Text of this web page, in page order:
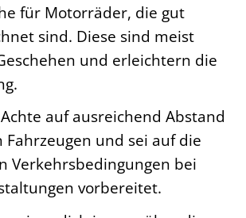
für Motorräder, die gut
sind. Diese sind meist
und erleichtern die
auf ausreichend Abstand
Fahrzeugen und sei auf die
Verkehrsbedingungen bei
vorbereitet.